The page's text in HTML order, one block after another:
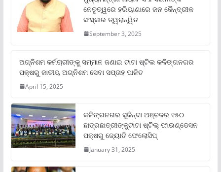
ନେତୃତ୍ୱରେ ହରିୟାଣାରେ ଜନ କୈନ୍ଦ୍ରୀକ
ସଂସ୍କାର ତ୍ୱରାନ୍ୱିତ
September 3, 2025
ଅଗ୍ନିଶମ କର୍ମଚାରୀଙ୍କୁ ସମ୍ମାନ ଜଣାଇ ଟାଟା ଷ୍ଟିଲ କଳିଙ୍ଗନଗର
ପକ୍ଷରୁ ଜାତୀୟ ଅଗ୍ନିଶମ ସେବା ସପ୍ତାହ ପାଳିତ
April 15, 2025
କଳିଙ୍ଗନଗର ସୁକିନ୍ଦା ଅଞ୍ଚଳର ୧୫୦
ଛାତ୍ରଛାତ୍ରୀଙ୍କୁଟାଟା ଷ୍ଟିଲ୍ ଫାଉଣ୍ଡେସନ
ପକ୍ଷରୁ ଜ୍ୟୋତି ଫେଲୋସିପ୍‌
January 31, 2025